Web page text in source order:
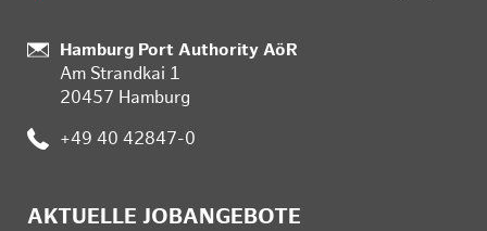
:
Hamburg Port Authority AöR
Am Strandkai 1
20457 Hamburg
: +49 40 42847-0
AKTUELLE JOBANGEBOTE